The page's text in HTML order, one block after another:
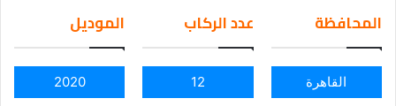
ail
المحافظة
القاهرة
عدد الركاب
12
الموديل
2020